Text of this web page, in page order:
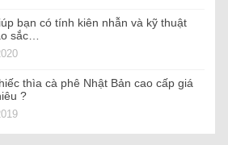
bạn có tính kiên nhẫn và kỹ thuật
sắc…
thìa cà phê Nhật Bản cao cấp giá
?